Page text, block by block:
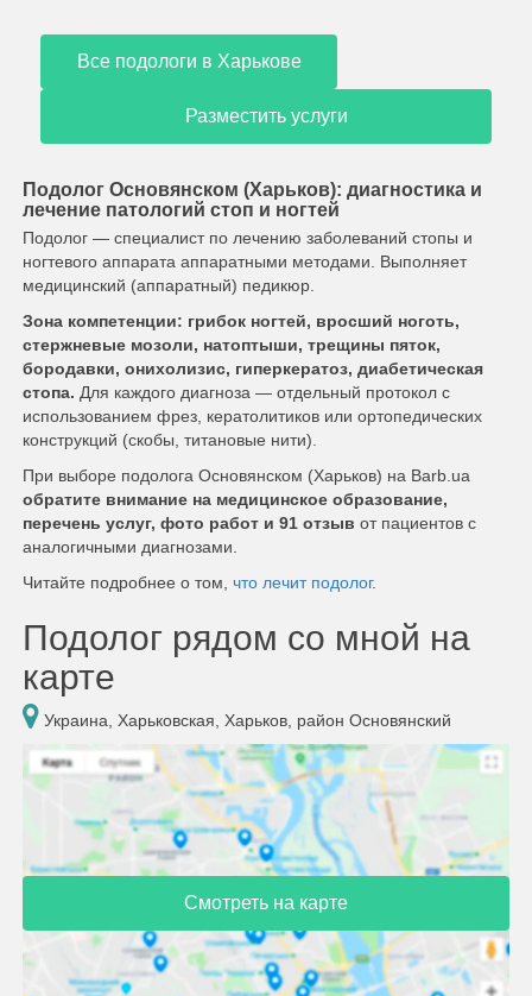
Все подологи в Харькове
Разместить услуги
Подолог Основянском (Харьков): диагностика и
лечение патологий стоп и ногтей
Подолог — специалист по лечению заболеваний стопы и
ногтевого аппарата аппаратными методами. Выполняет
медицинский (аппаратный) педикюр.
Зона компетенции: грибок ногтей, вросший ноготь,
стержневые мозоли, натоптыши, трещины пяток,
бородавки, онихолизис, гиперкератоз, диабетическая
стопа. Для каждого диагноза — отдельный протокол с
использованием фрез, кератолитиков или ортопедических
конструкций (скобы, титановые нити).
При выборе подолога Основянском (Харьков) на Barb.ua
обратите внимание на медицинское образование,
перечень услуг, фото работ и 91 отзыв от пациентов с
аналогичными диагнозами.
Читайте подробнее о том, что лечит подолог.
Подолог рядом со мной на
карте
Украина, Харьковская, Харьков, район Основянский
Смотреть на карте